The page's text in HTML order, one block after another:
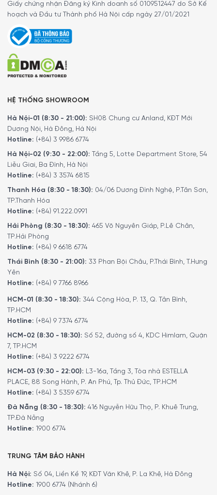
Giấy chứng nhận Đăng ký Kinh doanh số 0109512447 do Sở Kế
hoạch và Đầu tư Thành phố Hà Nội cấp ngày 27/01/2021
HỆ THỐNG SHOWROOM
Hà Nội-01 (8:30 - 21:00): SH08 Chung cư Anland, KĐT Mới
Dương Nội, Hà Đông, Hà Nội
Hotline: (+84) 3 9986 6774
Hà Nội-02 (9:30 - 22:00): Tầng 5, Lotte Department Store, 54
Liễu Giai, Ba Đình, Hà Nội
Hotline: (+84) 3 3574 6815
Thanh Hóa (8:30 - 18:30): 04/06 Dương Đình Nghệ, P.Tân Sơn,
TP.Thanh Hóa
Hotline: (+84) 91.222.0991
Hải Phòng (8:30 - 18:30): 465 Võ Nguyên Giáp, P.Lê Chân,
TP.Hải Phòng
Hotline: (+84) 9 6618 6774
Thái Bình (8:30 - 21:00): 33 Phan Bội Châu, P.Thái Bình, T.Hưng
Yên
Hotline: (+84) 9 7766 8966
HCM-01 (8:30 - 18:30): 344 Cộng Hòa, P. 13, Q. Tân Bình,
TP.HCM
Hotline: (+84) 9 7374 6774
HCM-02 (8:30 - 18:30): Số 52, đường số 4, KDC Himlam, Quận
7, TP.HCM
Hotline: (+84) 3 9222 6774
HCM-03 (9:30 - 22:00): L3-16a, Tầng 3, Tòa nhà ESTELLA
PLACE, 88 Song Hành, P. An Phú, Tp. Thủ Đức, TP.HCM
Hotline: (+84) 3 5359 6774
Đà Nẵng (8:30 - 18:30): 416 Nguyễn Hữu Thọ, P. Khuê Trung,
TP.Đà Nẵng
Hotline: 1900 6774
TRUNG TÂM BẢO HÀNH
Hà Nội: Số 04, Liền Kề 19, KĐT Văn Khê, P. La Khê, Hà Đông
Hotline: 1900 6774 (Nhánh 6)